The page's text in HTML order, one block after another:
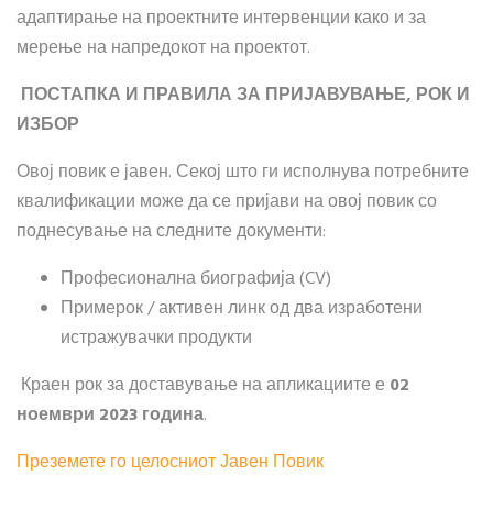
адаптирање на проектните интервенции како и за
мерење на напредокот на проектот.
ПОСТАПКА И ПРАВИЛА ЗА ПРИЈАВУВАЊЕ, РОК И
ИЗБОР
Овој повик е јавен. Секој што ги исполнува потребните
квалификации може да се пријави на овој повик со
поднесување на следните документи:
Професионална биографија (CV)
Примерок / активен линк од два изработени
истражувачки продукти
Краен рок за доставување на апликациите е 02
ноември 2023 година.
Преземете го целосниот Јавен Повик